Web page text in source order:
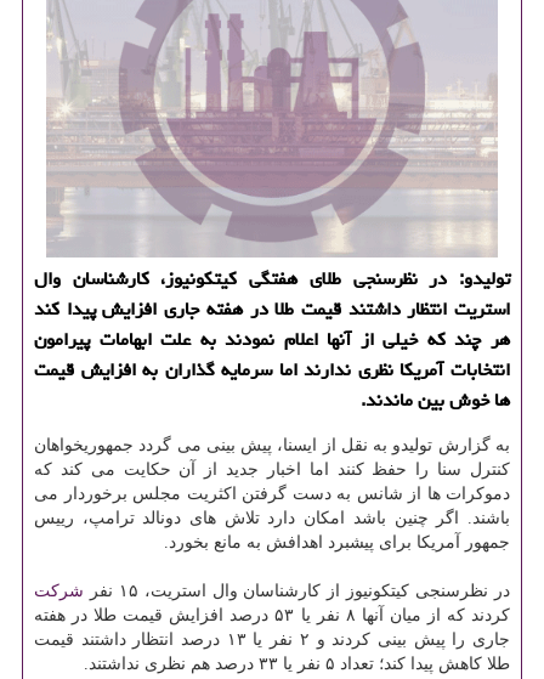
تولیدو: در نظرسنجی طلای هفتگی كیتكونیوز، كارشناسان وال
استریت انتظار داشتند قیمت طلا در هفته جاری افزایش پیدا كند
هر چند كه خیلی از آنها اعلام نمودند به علت ابهامات پیرامون
انتخابات آمریكا نظری ندارند اما سرمایه گذاران به افزایش قیمت
ها خوش بین ماندند.
به گزارش تولیدو به نقل از ایسنا، پیش بینی می گردد جمهوریخواهان
كنترل سنا را حفظ كنند اما اخبار جدید از آن حكایت می كند كه
دموكرات ها از شانس به دست گرفتن اكثریت مجلس برخوردار می
باشند. اگر چنین باشد امكان دارد تلاش های دونالد ترامپ، رییس
جمهور آمریكا برای پیشبرد اهدافش به مانع بخورد.
در نظرسنجی كیتكونیوز از كارشناسان وال استریت، ۱۵ نفر
شركت
كردند كه از میان آنها ۸ نفر یا ۵۳ درصد افزایش قیمت طلا در هفته
جاری را پیش بینی كردند و ۲ نفر یا ۱۳ درصد انتظار داشتند قیمت
طلا كاهش پیدا كند؛ تعداد ۵ نفر یا ۳۳ درصد هم نظری نداشتند.